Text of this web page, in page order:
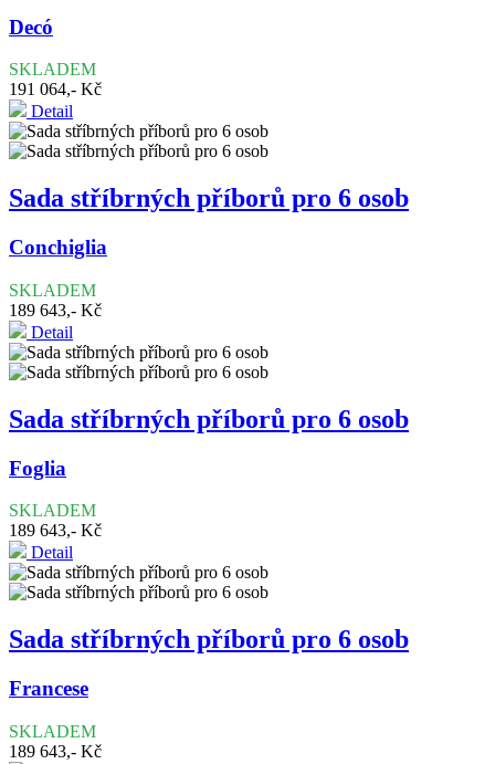
Decó
SKLADEM
191 064,- Kč
Detail
Sada stříbrných příborů pro 6 osob
Conchiglia
SKLADEM
189 643,- Kč
Detail
Sada stříbrných příborů pro 6 osob
Foglia
SKLADEM
189 643,- Kč
Detail
Sada stříbrných příborů pro 6 osob
Francese
SKLADEM
189 643,- Kč